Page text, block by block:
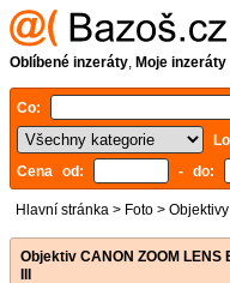
Oblíbené inzeráty, Moje inzeráty
Co:
Cena od:
- do:
Hlavní stránka > Foto > Objektivy
Objektiv CANON ZOOM LENS